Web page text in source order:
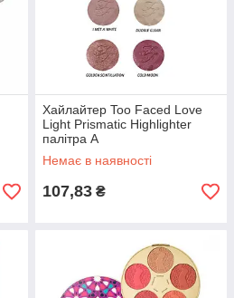
Хайлайтер Too Faced Love
Light Prismatic Highlighter
палітра А
Немає в наявності
107,83 ₴